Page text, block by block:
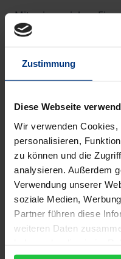
Zustimmung
Diese Webseite
Wir verwenden
personalisieren,
zu können und die
analysieren. Außerdem
Verwendung unserer
soziale Medien,
Partner führen diese
weiteren Daten
Mit seinen sieben
Enterprise, The Next
Space Nine,
Trek hinsichtlich der
Impulse für neue
erfolgreichste und
Management lohnt
Star Trek. Dieses
Filmanalysen von Star
Anregungen für
Gegenwart. Es lässt
Sternenflotte. Die
unendlichen Weiten –